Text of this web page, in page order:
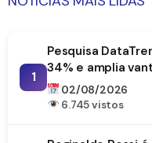
1
Pesquisa
34% e amplia
da Paraíba
02/08/2026
6.745 vistos